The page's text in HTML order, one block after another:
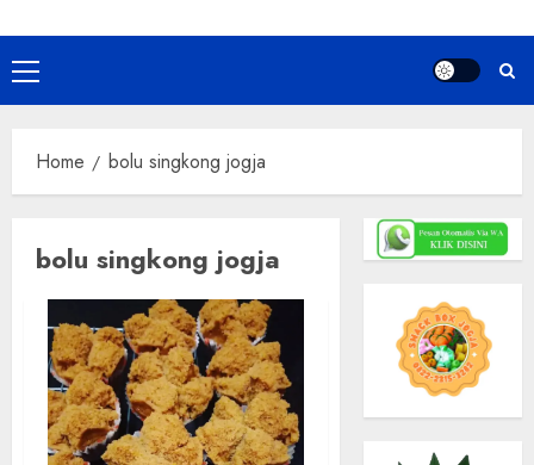
Primary
Menu
Home bolu singkong jogja
bolu singkong jogja